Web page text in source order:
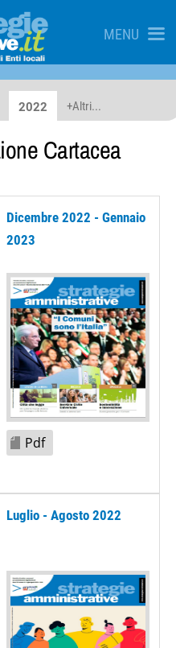
MENU
2022 +Altri...
Cartacea
Dicembre 2022 - Gennaio
2023
Pdf
Luglio - Agosto 2022